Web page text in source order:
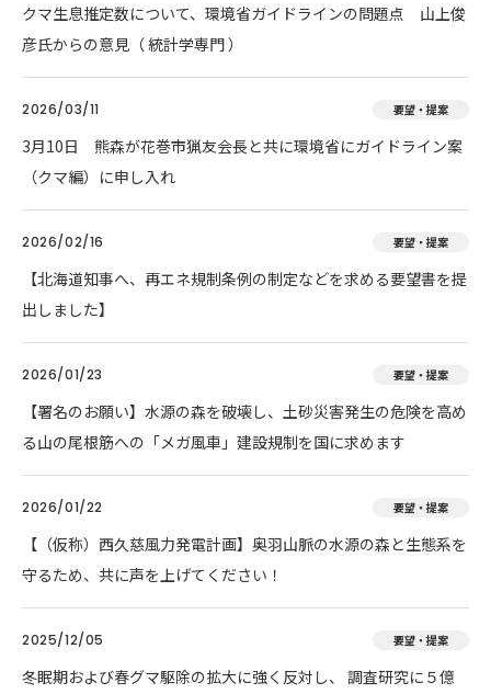
クマ生息推定数について、環境省ガイドラインの問題点 山上俊
彦氏からの意見（ 統計学専門 ）
2026/03/11 要望・提案
3月10日 熊森が花巻市猟友会長と共に環境省にガイドライン案
（クマ編）に申し入れ
2026/02/16 要望・提案
【北海道知事へ、再エネ規制条例の制定などを求める要望書を提
出しました】
2026/01/23 要望・提案
【署名のお願い】水源の森を破壊し、土砂災害発生の危険を高め
る山の尾根筋への「メガ風車」建設規制を国に求めます
2026/01/22 要望・提案
【（仮称）西久慈風力発電計画】奥羽山脈の水源の森と生態系を
守るため、共に声を上げてください！
2025/12/05 要望・提案
冬眠期および春グマ駆除の拡大に強く反対し、 調査研究に５億